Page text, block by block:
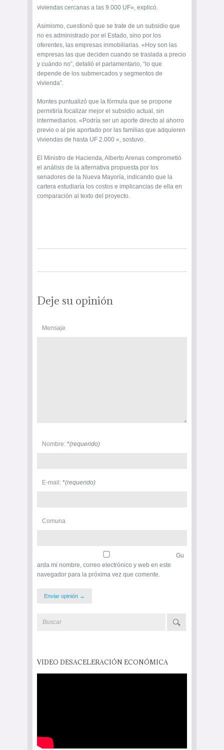
viviendas cercanas a las 9.000 UF», explicó.
Asimismo, cuestionó que se trate de un subsidio que
no es administrado por el Estado, sino por los
oferentes, las empresas inmobiliarias. «Hoy son las
empresas las que deciden cuando se traslada a precio
y cuándo no”, detalló el parlamentario, “lo que
depende de los submercados y segmentos de
vivienda”.
Montes puntualizó que la fórmula que se propone
permitiría focalizar mejor el subsidio actual, sin
intermediarios. «Podría ser un aporte directo al ahorro
previo o al pie aportado por las familias que adquieren
viviendas de hasta UF 2.000 «, sostuvo.
El Ministro de Hacienda, Alberto Arenas comprometió
el análisis de la alternativa propuesta por los
senadores de la Nueva Mayoría, indicando que la
cartera estudiaría los costos e implicancias de ella en
comparación al texto del proyecto.
Deje su opinión
Mensaje
Nombre: *(requerido)
E-mail: *(requerido)
Comuna
Gu
arda mi nombre, correo electrónico y web en este
navegador para la próxima vez que comente.
VIDEO DESACELERACIÓN ECONÓMICA